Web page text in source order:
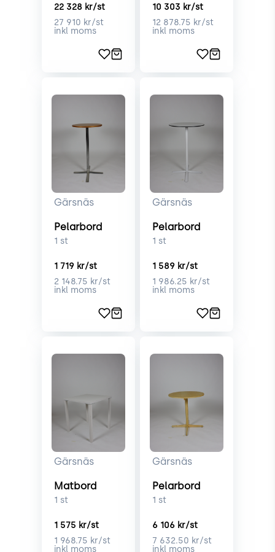
22 328 kr/st
27 910 kr/st
inkl moms
10 303 kr/st
12 878.75 kr/st
inkl moms
Gärsnäs
Pelarbord
1 st
1 719 kr/st
2 148.75 kr/st
inkl moms
Gärsnäs
Pelarbord
1 st
1 589 kr/st
1 986.25 kr/st
inkl moms
Gärsnäs
Matbord
1 st
1 575 kr/st
1 968.75 kr/st
inkl moms
Gärsnäs
Pelarbord
1 st
6 106 kr/st
7 632.50 kr/st
inkl moms